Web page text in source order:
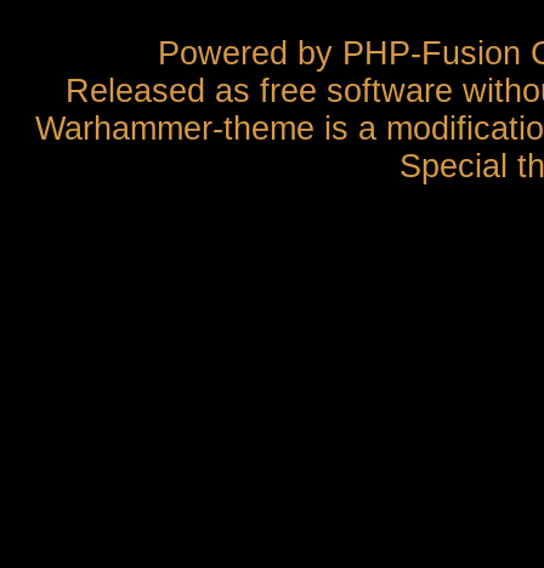
Powered by PHP-Fusion
Released as free software
Warhammer-theme is a
Special